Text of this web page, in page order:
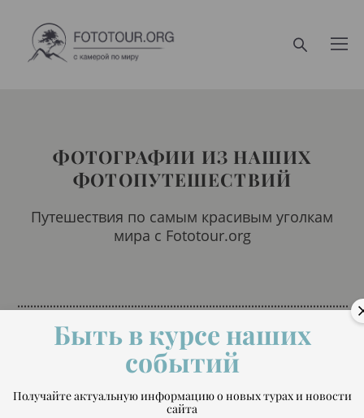
ФОТОГРАФИИ ИЗ НАШИХ
ФОТОПУТЕШЕСТВИЙ
Путешествия по самым красивым уголкам
мира с Fototour.org
Быть в курсе наших
событий
Получайте актуальную информацию о новых турах и новости
сайта